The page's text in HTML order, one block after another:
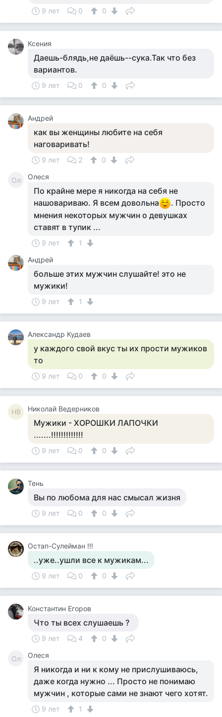
9 лет 0 0
Ксения
Даешь-блядь,не даёшь--сука.Так что без
вариантов.
9 лет 0 0
Андрей
как вы женщины любите на себя
наговаривать!
9 лет 2 0
Ол Олеся
По крайне мере я никогда на себя не
нашовариваю. Я всем довольна
. Просто
мнения некоторых мужчин о девушках
ставят в тупик ...
9 лет
1
Андрей
больше этих мужчин слушайте! это не
мужики!
9 лет 1
Александр Кудаев
у каждого свой вкус ты их прости мужиков
то
9 лет 0 0
НВ Николай Ведерников
Мужики - ХОРОШКИ ЛАПОЧКИ
.......!!!!!!!!!!!!!
9 лет 0 0
Тень
Вы по любома для нас смысал жизня
9 лет 0 0
Остап-Сулейман !!!
..уже..ушли все к мужикам...
9 лет 0 0
Константин Егоров
Что ты всех слушаешь ?
9 лет 4 0
Ол Олеся
Я никогда и ни к кому не прислушиваюсь,
даже когда нужно ... Просто не понимаю
мужчин , которые сами не знают чего хотят.
9 лет
1